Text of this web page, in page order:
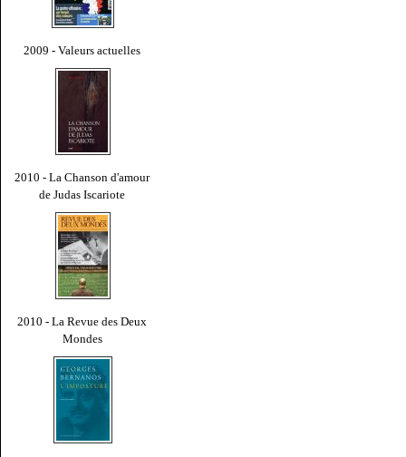
2009 - Valeurs actuelles
2010 - La Chanson d'amour
de Judas Iscariote
2010 - La Revue des Deux
Mondes